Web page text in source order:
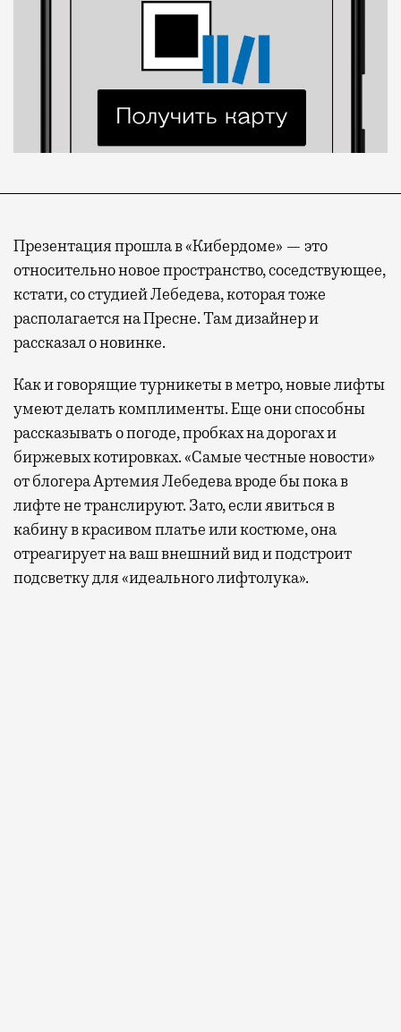
Презентация прошла в «Кибердоме» — это
относительно новое пространство, соседствующее,
кстати, со студией Лебедева, которая тоже
располагается на Пресне. Там дизайнер и
рассказал о новинке.
Как и говорящие турникеты в метро, новые лифты
умеют делать комплименты. Еще они способны
рассказывать о погоде, пробках на дорогах и
биржевых котировках. «Самые честные новости»
от блогера Артемия Лебедева вроде бы пока в
лифте не транслируют. Зато, если явиться в
кабину в красивом платье или костюме, она
отреагирует на ваш внешний вид и подстроит
подсветку для «идеального лифтолука».